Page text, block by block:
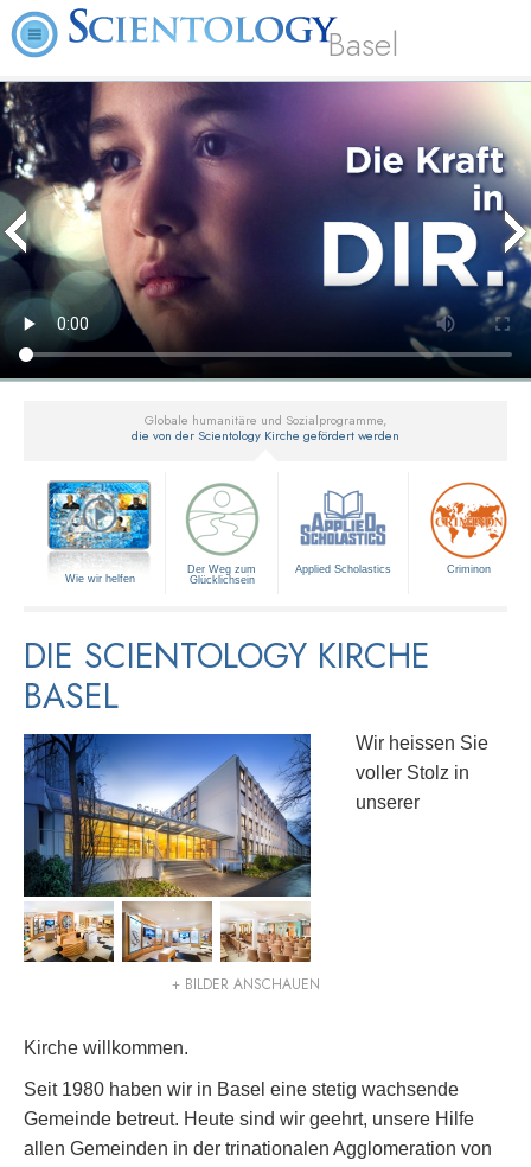
Basel
Globale humanitäre und Sozialprogramme,
die von der Scientology Kirche gefördert werden
Wie wir helfen
Der Weg zum
Glücklichsein
Applied Scholastics Criminon
DIE SCIENTOLOGY KIRCHE
BASEL
+ BILDER ANSCHAUEN
Wir heissen Sie
voller Stolz in
unserer
Kirche willkommen.
Seit 1980 haben wir in Basel eine stetig wachsende
Gemeinde betreut. Heute sind wir geehrt, unsere Hilfe
allen Gemeinden in der trinationalen Agglomeration von